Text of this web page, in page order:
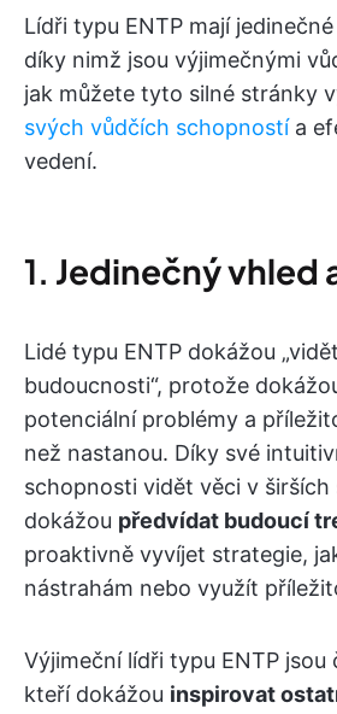
Lídři typu ENTP mají
díky nimž jsou výjimečnými
jak můžete tyto silné stránky
svých vůdčích schopnostía
vedení.
1. Jedinečný vhled
Lidé typu ENTP dokážou
budoucnosti“, protože
potenciální problémy a
než nastanou. Díky své
schopnosti vidět věci v širších
dokážou předvídat budoucí
proaktivně vyvíjet strategie,
nástrahám nebo využít
Výjimeční lídři typu ENTP jsou
kteří dokážou inspirovat